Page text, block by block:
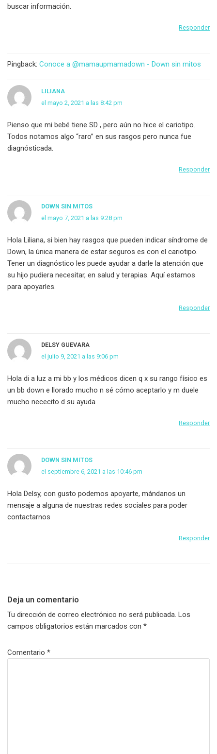
buscar información.
Responder
Pingback: Conoce a @mamaupmamadown - Down sin mitos
LILIANA
el mayo 2, 2021 a las 8:42 pm
Pienso que mi bebé tiene SD , pero aún no hice el cariotipo.
Todos notamos algo “raro” en sus rasgos pero nunca fue
diagnósticada.
Responder
DOWN SIN MITOS
el mayo 7, 2021 a las 9:28 pm
Hola Liliana, si bien hay rasgos que pueden indicar síndrome de
Down, la única manera de estar seguros es con el cariotipo.
Tener un diagnóstico les puede ayudar a darle la atención que
su hijo pudiera necesitar, en salud y terapias. Aquí estamos
para apoyarles.
Responder
DELSY GUEVARA
el julio 9, 2021 a las 9:06 pm
Hola di a luz a mi bb y los médicos dicen q x su rango físico es
un bb down e llorado mucho n sé cómo aceptarlo y m duele
mucho nececito d su ayuda
Responder
DOWN SIN MITOS
el septiembre 6, 2021 a las 10:46 pm
Hola Delsy, con gusto podemos apoyarte, mándanos un
mensaje a alguna de nuestras redes sociales para poder
contactarnos
Responder
Deja un comentario
Tu dirección de correo electrónico no será publicada. Los
campos obligatorios están marcados con *
Comentario *